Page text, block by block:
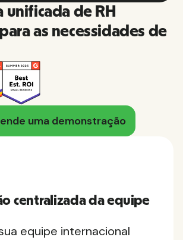
unificada de RH
as necessidades de
uma demonstração
centralizada da equipe
equipe internacional